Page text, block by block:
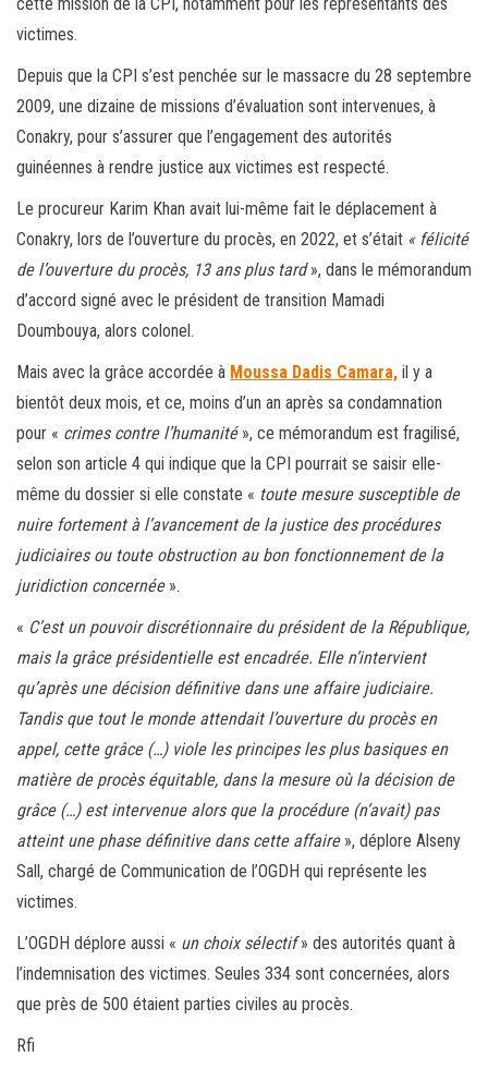
victimes.
Depuis que la CPI s’est penchée sur le massacre du 28 septembre
2009, une dizaine de missions d’évaluation sont intervenues, à
Conakry, pour s’assurer que l’engagement des autorités
guinéennes à rendre justice aux victimes est respecté.
Le procureur Karim Khan avait lui-même fait le déplacement à
Conakry, lors de l’ouverture du procès, en 2022, et s’était « félicité
de l’ouverture du procès, 13 ans plus tard», dans le mémorandum
d’accord signé avec le président de transition Mamadi
Doumbouya, alors colonel.
Mais avec la grâce accordée à Moussa Dadis Camara, il y a
bientôt deux mois, et ce, moins d’un an après sa condamnation
pour « crimes contre l’humanité», ce mémorandum est fragilisé,
selon son article 4 qui indique que la CPI pourrait se saisir elle-
même du dossier si elle constate « toute mesure susceptible de
nuire fortement à l’avancement de la justice des procédures
judiciaires ou toute obstruction au bon fonctionnement de la
juridiction concernée».
« C’est un pouvoir discrétionnaire du président de la République,
mais la grâce présidentielle est encadrée. Elle n’intervient
qu’après une décision définitive dans une affaire judiciaire.
Tandis que tout le monde attendait l’ouverture du procès en
appel, cette grâce (…) viole les principes les plus basiques en
matière de procès équitable, dans la mesure où la décision de
grâce (…) est intervenue alors que la procédure (n’avait) pas
atteint une phase définitive dans cette affaire», déplore Alseny
Sall, chargé de Communication de l’OGDH qui représente les
victimes.
L’OGDH déplore aussi « un choix sélectif» des autorités quant à
l’indemnisation des victimes. Seules 334 sont concernées, alors
que près de 500 étaient parties civiles au procès.
Rfi